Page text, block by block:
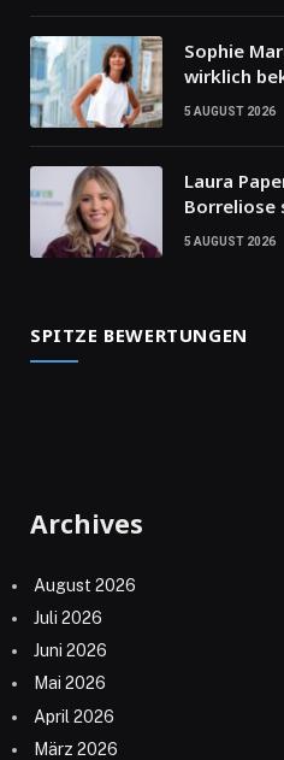
Sophie
wirklich
5 AUGUST 2026
Laura
Borreliose
5 AUGUST 2026
SPITZE BEWERTUNGEN
Archives
August 2026
Juli 2026
Juni 2026
Mai 2026
April 2026
März 2026